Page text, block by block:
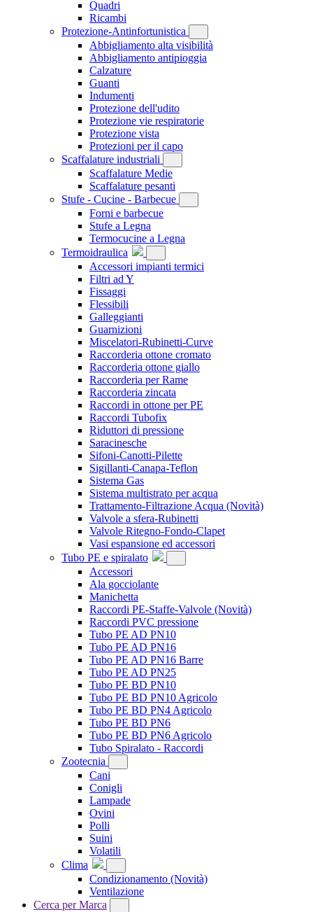
Quadri
Ricambi
Protezione-Antinfortunistica
Abbigliamento alta visibilità
Abbigliamento antipioggia
Calzature
Guanti
Indumenti
Protezione dell'udito
Protezione vie respiratorie
Protezione vista
Protezioni per il capo
Scaffalature industriali
Scaffalature Medie
Scaffalature pesanti
Stufe - Cucine - Barbecue
Forni e barbecue
Stufe a Legna
Termocucine a Legna
Termoidraulica
Accessori impianti termici
Filtri ad Y
Fissaggi
Flessibili
Galleggianti
Guarnizioni
Miscelatori-Rubinetti-Curve
Raccorderia ottone cromato
Raccorderia ottone giallo
Raccorderia per Rame
Raccorderia zincata
Raccordi in ottone per PE
Raccordi Tubofix
Riduttori di pressione
Saracinesche
Sifoni-Canotti-Pilette
Sigillanti-Canapa-Teflon
Sistema Gas
Sistema multistrato per acqua
Trattamento-Filtrazione Acqua (Novità)
Valvole a sfera-Rubinetti
Valvole Ritegno-Fondo-Clapet
Vasi espansione ed accessori
Tubo PE e spiralato
Accessori
Ala gocciolante
Manichetta
Raccordi PE-Staffe-Valvole (Novità)
Raccordi PVC pressione
Tubo PE AD PN10
Tubo PE AD PN16
Tubo PE AD PN16 Barre
Tubo PE AD PN25
Tubo PE BD PN10
Tubo PE BD PN10 Agricolo
Tubo PE BD PN4 Agricolo
Tubo PE BD PN6
Tubo PE BD PN6 Agricolo
Tubo Spiralato - Raccordi
Zootecnia
Cani
Conigli
Lampade
Ovini
Polli
Suini
Volatili
Clima
Condizionamento (Novità)
Ventilazione
Cerca per Marca